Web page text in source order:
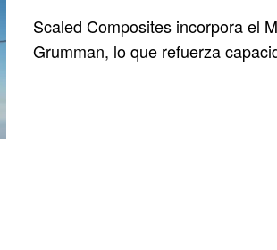
Scaled Composites incorpora el
Grumman, lo que refuerza